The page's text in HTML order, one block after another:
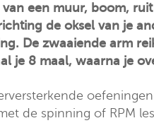
een muur, boom,
de oksel van je
De zwaaiende arm
je 8 maal, waarna je
de spinning of RPM